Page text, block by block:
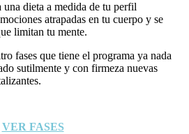
una dieta a medida de tu perfil
atrapadas en tu cuerpo y se
limitan tu mente.
fases que tiene el programa ya nada
sutilmente y con firmeza nuevas
VER FASES